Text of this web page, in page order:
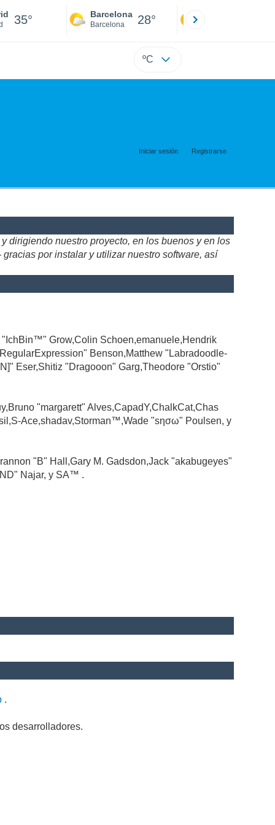
35° Barcelona
Barcelona 28°
ºC
Iniciar sesión Registrarse
dirigiendo nuestro proyecto, en los buenos y en los
por instalar y utilizar nuestro software, así
Grow,Colin Schoen,emanuele,Hendrik
Benson,Matthew "Labradoodle-
Eser,Shitiz "Dragooon" Garg,Theodore "Orstio"
"margarett" Alves,CapadY,ChalkCat,Chas
Ace,shadav,Storman™,Wade "sησω" Poulsen, y
"B" Hall,Gary M. Gadsdon,Jack "akabugeyes"
Najar, y SA™ .
.
desarrolladores.